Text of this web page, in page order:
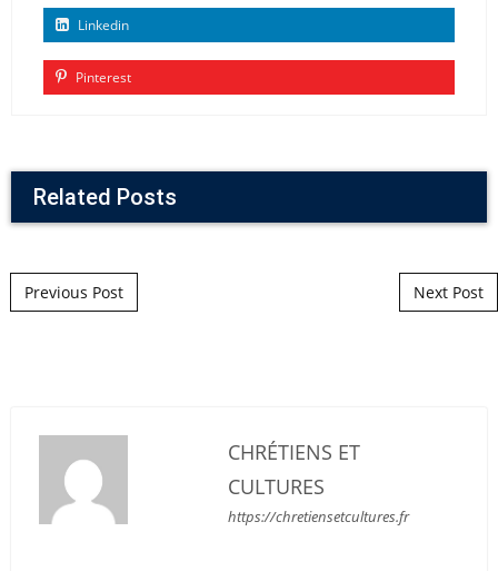
Linkedin
Pinterest
Related Posts
Post navigation
Previous Post Next Post
CHRÉTIENS ET
CULTURES
https://chretiensetcultures.fr